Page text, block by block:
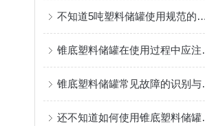
不知道5吨塑料储罐使用规范的，请看这里！
锥底塑
锥底塑
还不知